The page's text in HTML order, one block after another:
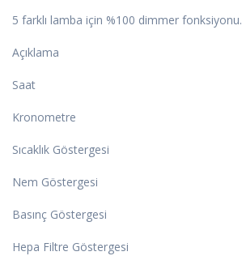
5 farklı lamba için %100 dimmer fonksiyonu.
Açıklama
Saat
Kronometre
Sıcaklık Göstergesi
Nem Göstergesi
Basınç Göstergesi
Hepa Filtre Göstergesi